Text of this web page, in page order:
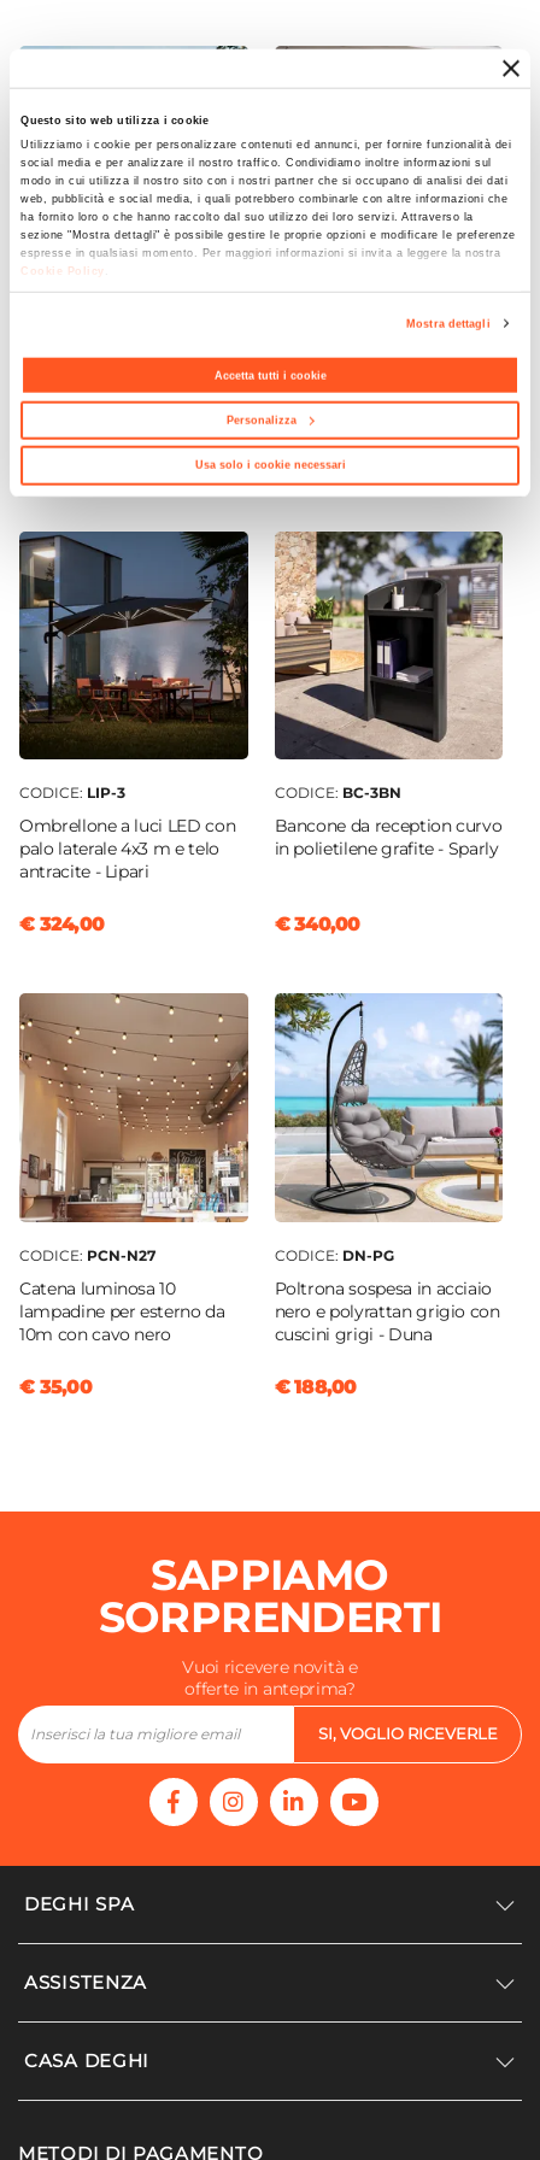
Questo sito web utilizza i cookie
Utilizziamo i cookie per personalizzare contenuti ed annunci, per fornire funzionalità dei
social media e per analizzare il nostro traffico. Condividiamo inoltre informazioni sul
modo in cui utilizza il nostro sito con i nostri partner che si occupano di analisi dei dati
web, pubblicità e social media, i quali potrebbero combinarle con altre informazioni che
ha fornito loro o che hanno raccolto dal suo utilizzo dei loro servizi. Attraverso la
sezione "Mostra dettagli" è possibile gestire le proprie opzioni e modificare le preferenze
espresse in qualsiasi momento. Per maggiori informazioni si invita a leggere la nostra
Cookie Policy
Mostra dettagli
Accetta tutti i cookie
Personalizza
Usa solo i cookie necessari
53 cm
Colore
Tortora
Finitura
Liscio
Materiale
Polietilene
Appoggio
Foro Drenaggio
in acciaio nero 200x30x180h
cm con disegno foglia di
palma - Callen
scorrevole grigio e struttura
antracite - Edvige
€ 224,00
CODICE: LIP-3
Ombrellone a luci LED con
palo laterale 4x3 m e telo
antracite - Lipari
€ 324,00
CODICE: BC-3BN
Bancone da reception curvo
in polietilene grafite - Sparly
€ 340,00
CODICE: PCN-N27
Catena luminosa 10
lampadine per esterno da
10m con cavo nero
€ 35,00
CODICE: DN-PG
Poltrona sospesa in acciaio
nero e polyrattan grigio con
cuscini grigi - Duna
€ 188,00
SAPPIAMO
SORPRENDERTI
Vuoi ricevere novità e
offerte in anteprima?
SI, VOGLIO RICEVERLE
DEGHI SPA
Accedi/Registrati
Modello organizzativo e codice etico
ASSISTENZA
Supporto
CASA DEGHI
METODI DI PAGAMENTO